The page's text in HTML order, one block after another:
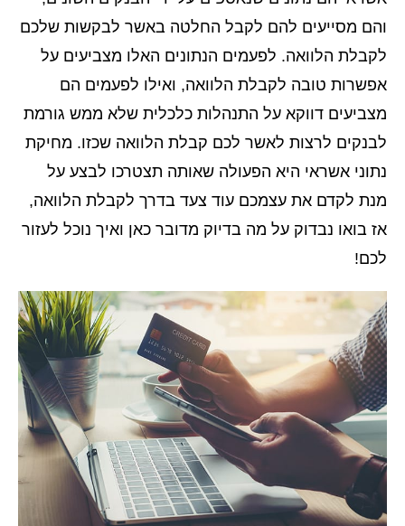
והם מסייעים להם לקבל החלטה באשר לבקשות שלכם
לקבלת הלוואה. לפעמים הנתונים האלו מצביעים על
אפשרות טובה לקבלת הלוואה, ואילו לפעמים הם
מצביעים דווקא על התנהלות כלכלית שלא ממש גורמת
לבנקים לרצות לאשר לכם קבלת הלוואה שכזו. מחיקת
נתוני אשראי היא הפעולה שאותה תצטרכו לבצע על
מנת לקדם את עצמכם עוד צעד בדרך לקבלת הלוואה,
אז בואו נבדוק על מה בדיוק מדובר כאן ואיך נוכל לעזור
לכם!